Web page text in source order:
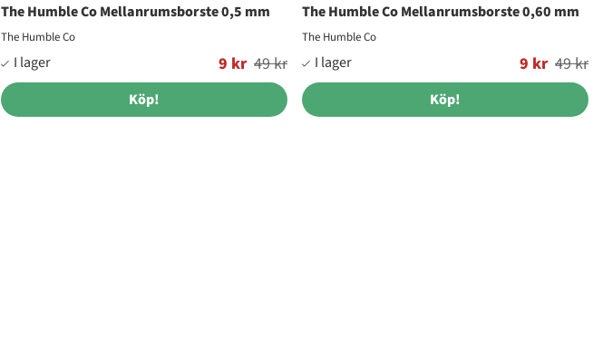
The Humble Co Mellanrumsborste 0,5 mm
The Humble Co
9 kr
Ordinarie pris: 49 kr
Köp!
The Humble Co Mellanrumsborste 0,60 mm
The Humble Co
9 kr
Ordinarie pris: 49 kr
Köp!